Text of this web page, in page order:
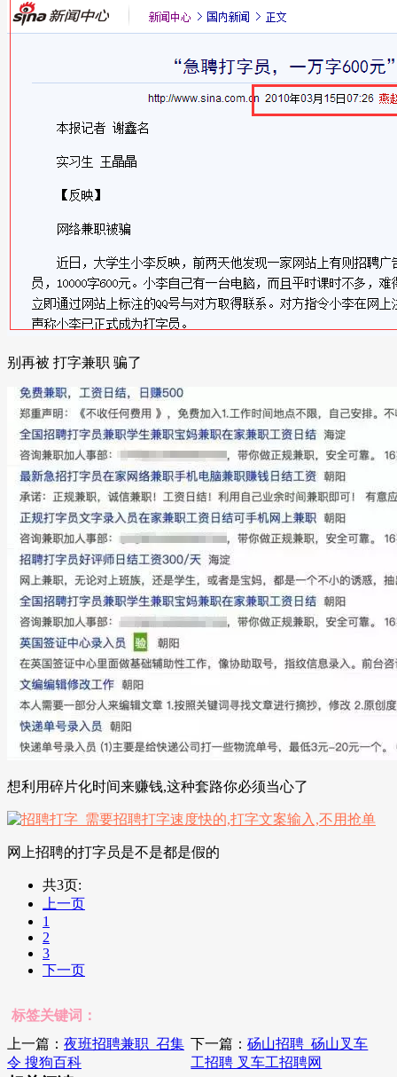
别再被 打字兼职 骗了
想利用碎片化时间来赚钱,这种套路你必须当心了
网上招聘的打字员是不是都是假的
共3页:
上一页
1
2
3
下一页
标签关键词：
上一篇： 夜班招聘兼职_召集
令 搜狗百科
下一篇：砀山招聘_砀山叉车
工招聘 叉车工招聘网